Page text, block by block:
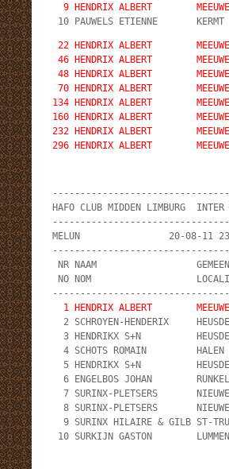
9 HENDRIX ALBERT
22 HENDRIX ALBERT
46 HENDRIX ALBERT
48 HENDRIX ALBERT
70 HENDRIX ALBERT
134 HENDRIX ALBERT
160 HENDRIX ALBERT
232 HENDRIX ALBERT
HAFO CLUB MIDDEN LIMBURG
MELUN                20-08-11
NR NAAM
NO NOM                   LOCALITE
1 HENDRIX ALBERT
2 SCHROYEN-HENDERIX
3 HENDRIKX S+N
4 SCHOTS ROMAIN
5 HENDRIKX S+N
6 ENGELBOS JOHAN
7 SURINX-PLETSERS
8 SURINX-PLETSERS
9 SURINX HILAIRE & GILB ST-
10 SURKIJN GASTON